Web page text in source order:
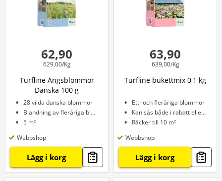
62,90
629,00/Kg
Turfline Ängsblommor
Danska 100 g
28 vilda danska blommor
Blandning av fleråriga blommor
5 m²
Webbshop
Lägg i korg
63,90
639,00/Kg
Turfline bukettmix 0,1 kg
Ett- och fleråriga blommor
Kan sås både i rabatt eller kruka
Räcker till 10 m²
Webbshop
Lägg i korg